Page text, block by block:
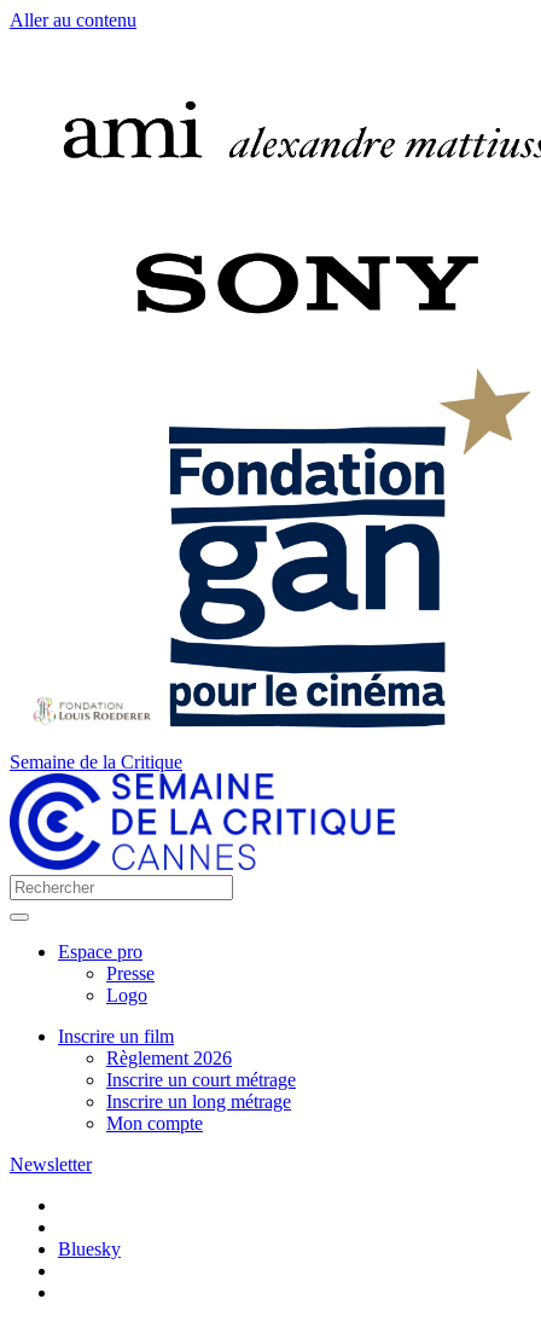
Aller au contenu
Semaine de la Critique
Espace pro
Presse
Logo
Inscrire un film
Règlement 2026
Inscrire un court métrage
Inscrire un long métrage
Mon compte
Newsletter
Bluesky